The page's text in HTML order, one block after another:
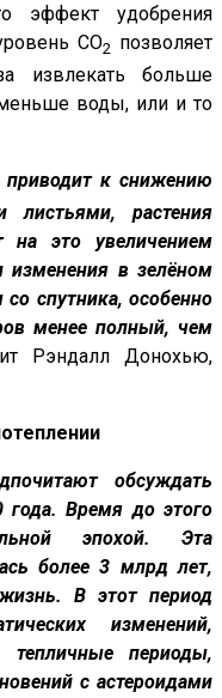
эффект удобрения
CO2 позволяет
извлекать больше
меньше воды, или и то
приводит к снижению
листьями, растения
на это увеличением
изменения в зелёном
спутника, особенно
менее полный, чем
Рэндалл Донохью,
обсуждать
года. Время до этого
эпохой. Эта
более 3 млрд лет,
В этот период
изменений,
периоды,
с астероидами